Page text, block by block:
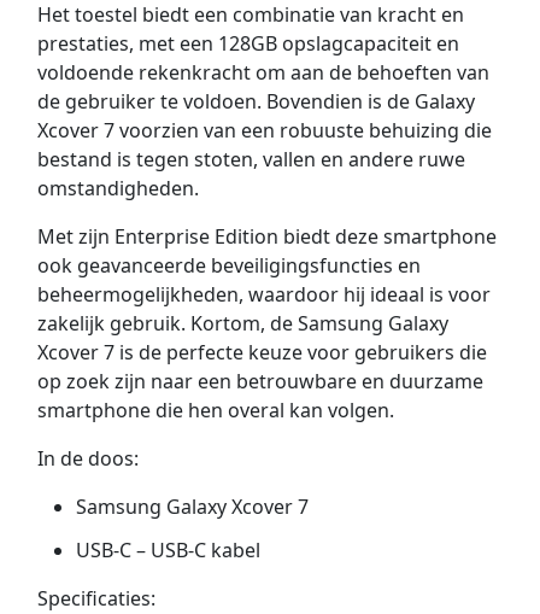
Het toestel biedt een combinatie van kracht en
prestaties, met een 128GB opslagcapaciteit en
voldoende rekenkracht om aan de behoeften van
de gebruiker te voldoen. Bovendien is de Galaxy
Xcover 7 voorzien van een robuuste behuizing die
bestand is tegen stoten, vallen en andere ruwe
omstandigheden.
Met zijn Enterprise Edition biedt deze smartphone
ook geavanceerde beveiligingsfuncties en
beheermogelijkheden, waardoor hij ideaal is voor
zakelijk gebruik. Kortom, de Samsung Galaxy
Xcover 7 is de perfecte keuze voor gebruikers die
op zoek zijn naar een betrouwbare en duurzame
smartphone die hen overal kan volgen.
In de doos:
Samsung Galaxy Xcover 7
USB-C – USB-C kabel
Specificaties: